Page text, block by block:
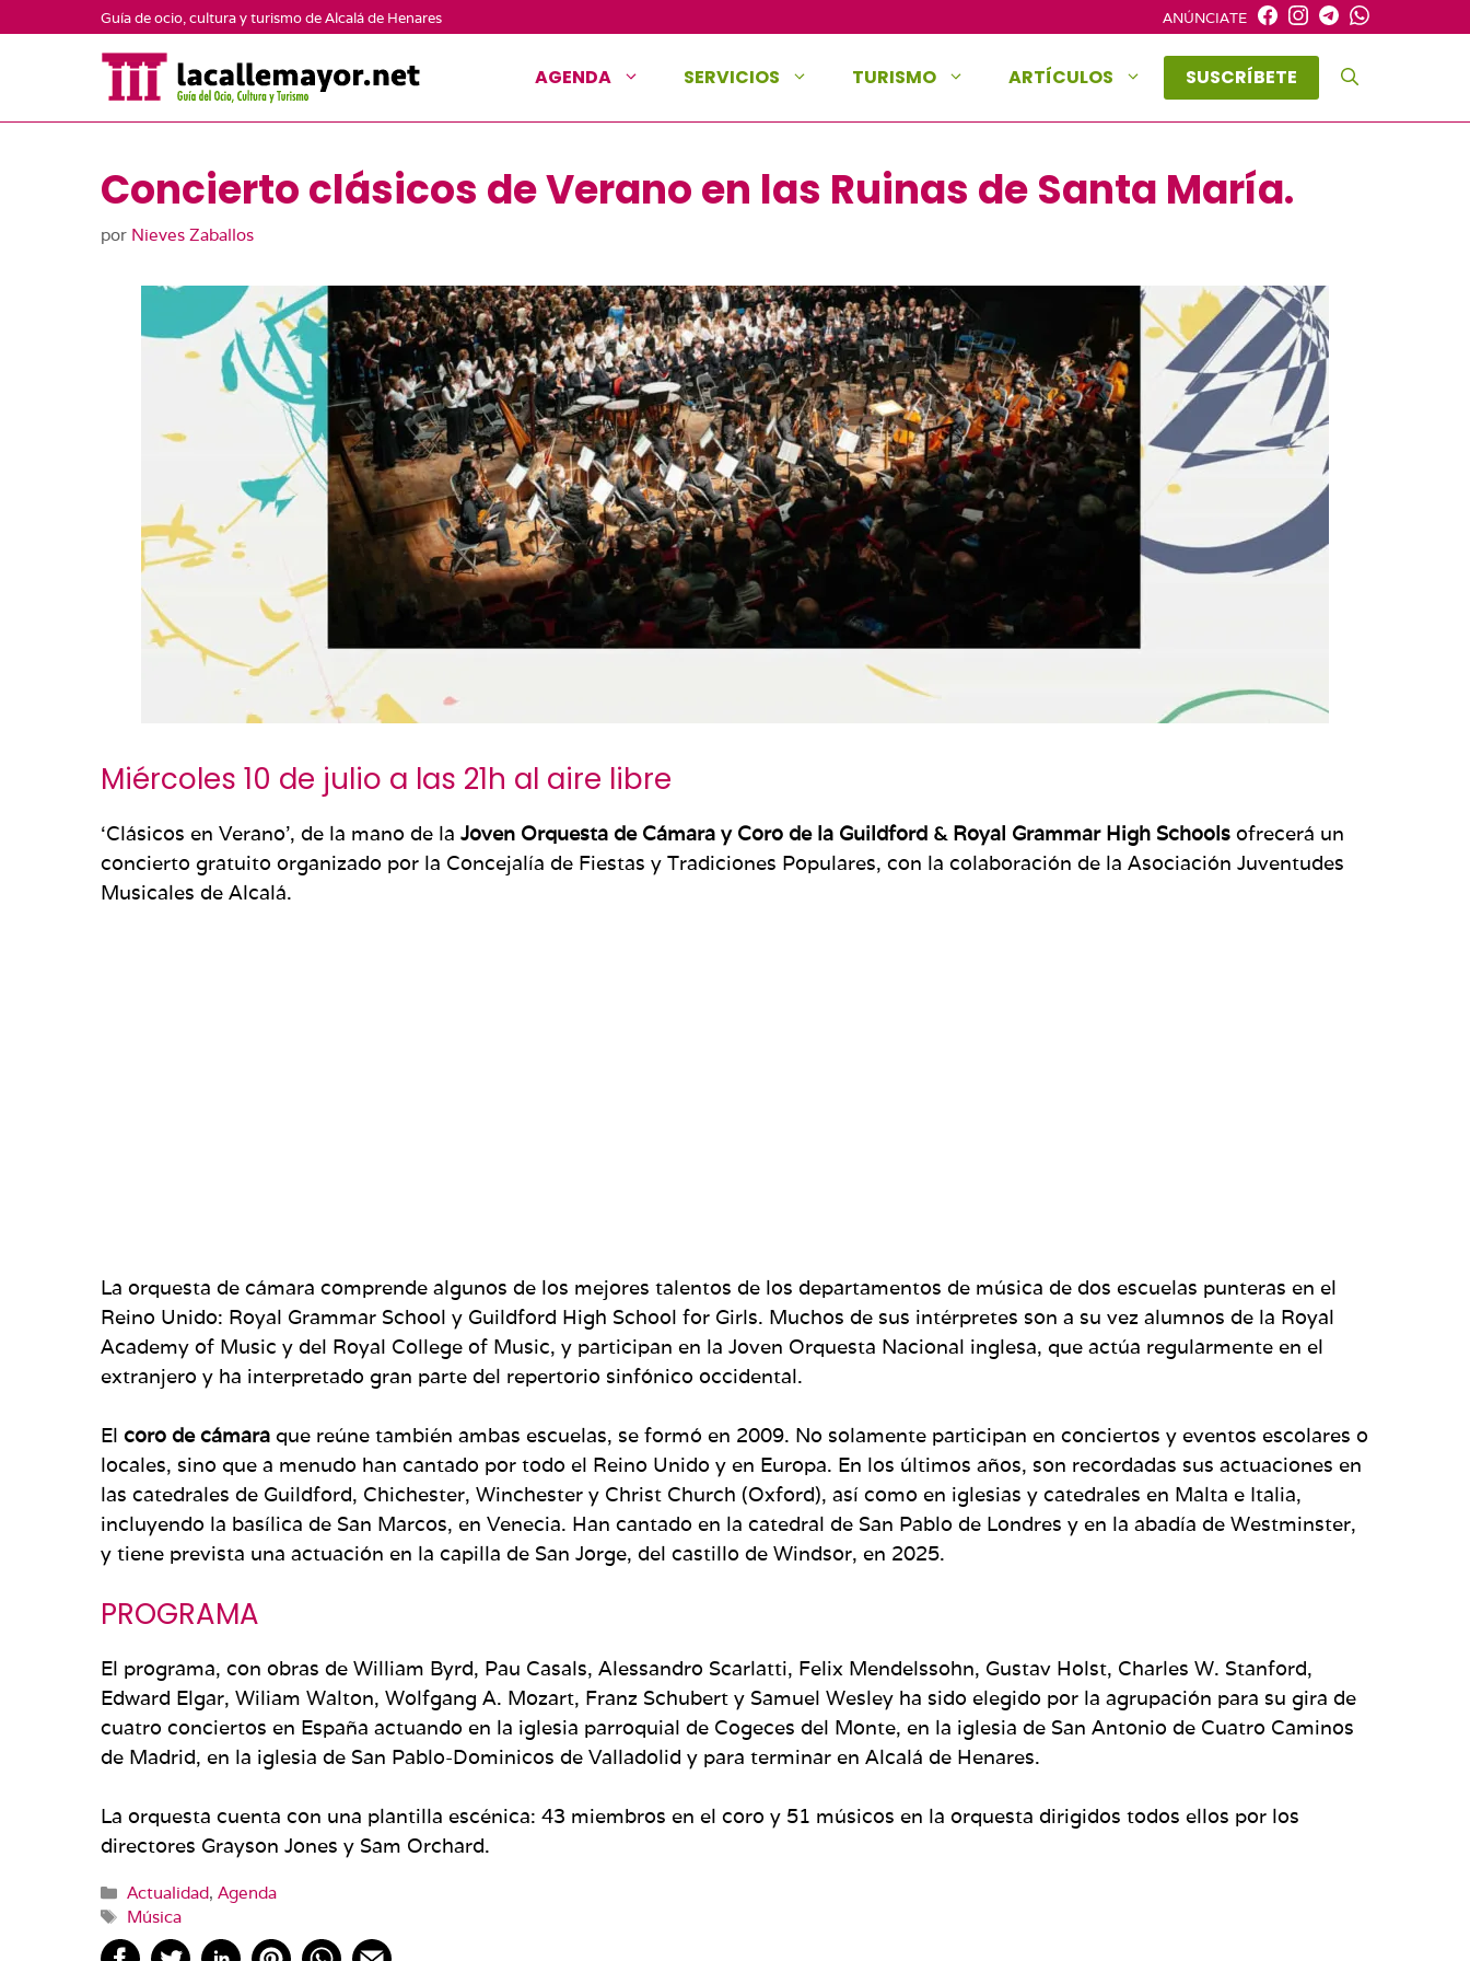
ANÚNCIATE
Guía de ocio, cultura y turismo de Alcalá de Henares
AGENDA SERVICIOS TURISMO ARTÍCULOS SUSCRÍBETE
Concierto clásicos de Verano en las Ruinas de Santa María.
por Nieves Zaballos
Miércoles 10 de julio a las 21h al aire libre
‘Clásicos en Verano’, de la mano de la Joven Orquesta de Cámara y Coro de la Guildford & Royal Grammar High Schools ofrecerá un
concierto gratuito organizado por la Concejalía de Fiestas y Tradiciones Populares, con la colaboración de la Asociación Juventudes
Musicales de Alcalá.
La orquesta de cámara comprende algunos de los mejores talentos de los departamentos de música de dos escuelas punteras en el
Reino Unido: Royal Grammar School y Guildford High School for Girls. Muchos de sus intérpretes son a su vez alumnos de la Royal
Academy of Music y del Royal College of Music, y participan en la Joven Orquesta Nacional inglesa, que actúa regularmente en el
extranjero y ha interpretado gran parte del repertorio sinfónico occidental.
El coro de cámara que reúne también ambas escuelas, se formó en 2009. No solamente participan en conciertos y eventos escolares o
locales, sino que a menudo han cantado por todo el Reino Unido y en Europa. En los últimos años, son recordadas sus actuaciones en
las catedrales de Guildford, Chichester, Winchester y Christ Church (Oxford), así como en iglesias y catedrales en Malta e Italia,
incluyendo la basílica de San Marcos, en Venecia. Han cantado en la catedral de San Pablo de Londres y en la abadía de Westminster,
y tiene prevista una actuación en la capilla de San Jorge, del castillo de Windsor, en 2025.
PROGRAMA
El programa, con obras de William Byrd, Pau Casals, Alessandro Scarlatti, Felix Mendelssohn, Gustav Holst, Charles W. Stanford,
Edward Elgar, Wiliam Walton, Wolfgang A. Mozart, Franz Schubert y Samuel Wesley ha sido elegido por la agrupación para su gira de
cuatro conciertos en España actuando en la iglesia parroquial de Cogeces del Monte, en la iglesia de San Antonio de Cuatro Caminos
de Madrid, en la iglesia de San Pablo-Dominicos de Valladolid y para terminar en Alcalá de Henares.
La orquesta cuenta con una plantilla escénica: 43 miembros en el coro y 51 músicos en la orquesta dirigidos todos ellos por los
directores Grayson Jones y Sam Orchard.
Categorías
Actualidad,Agenda
Etiquetas
Música